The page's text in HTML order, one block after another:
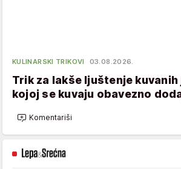
KULINARSKI TRIKOVI 03.08.2026.
Trik za lakše ljuštenje kuvanih
kojoj se kuvaju obavezno
Komentariši